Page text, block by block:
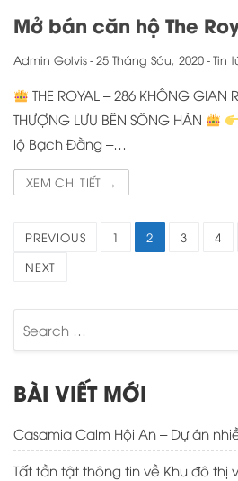
Mở bán căn hộ The
Admin Golvis-25 Tháng Sáu, 2020-Tin
THE ROYAL – 286 KHÔNG GIAN
THƯỢNG LƯU BÊN SÔNG HÀN
lộ Bạch Đằng –…
XEM CHI TIẾT →
Điều
hướng
viết
PREVIOUS 1 2 3 4
NEXT
Search
BÀI VIẾT MỚI
Casamia Calm Hội An – Dự án
Tất tần tật thông tin về Khu đô thị